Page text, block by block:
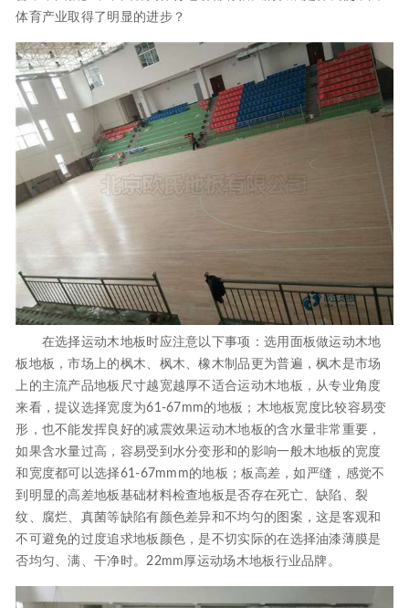
体育产业取得了明显的进步？
在选择运动木地板时应注意以下事项：选用面板做运动木地
板地板，市场上的枫木、枫木、橡木制品更为普遍，枫木是市场
上的主流产品地板尺寸越宽越厚不适合运动木地板，从专业角度
来看，提议选择宽度为61-67mm的地板；木地板宽度比较容易变
形，也不能发挥良好的减震效果运动木地板的含水量非常重要，
如果含水量过高，容易受到水分变形和的影响一般木地板的宽度
和宽度都可以选择61-67mmm的地板；板高差，如严缝，感觉不
到明显的高差地板基础材料检查地板是否存在死亡、缺陷、裂
纹、腐烂、真菌等缺陷有颜色差异和不均匀的图案，这是客观和
不可避免的过度追求地板颜色，是不切实际的在选择油漆薄膜是
否均匀、满、干净时。22mm厚运动场木地板行业品牌。